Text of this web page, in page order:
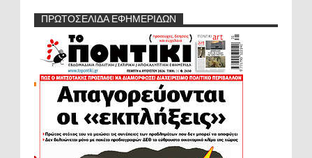
ΠΡΩΤΟΣΕΛΙΔΑ ΕΦΗΜΕΡΙΔΩΝ